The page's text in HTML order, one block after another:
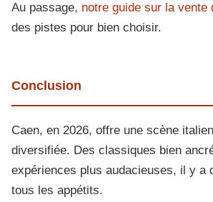
Au passage, notre guide sur la vente
des pistes pour bien choisir.
Conclusion
Caen, en 2026, offre une scène
diversifiée. Des classiques bien
expériences plus audacieuses, il y a
tous les appétits.